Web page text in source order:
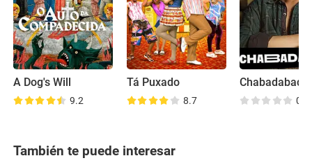
A Dog's Will
9.2
Tá Puxado
8.7
Chabadabadá
0.0
También te puede interesar